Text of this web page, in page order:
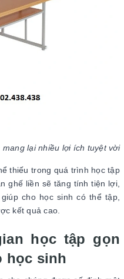
lại nhiều lợi ích tuyệt vời
thiếu trong quá trình học tập
ghế liền sẽ tăng tính tiện lợi,
cho học sinh có thể tập,
kết quả cao.
học tập gọn
học sinh